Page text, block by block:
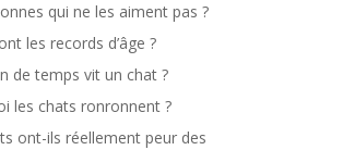
qui ne les aiment pas ?
les records d’âge ?
de temps vit un chat ?
les chats ronronnent ?
ont-ils réellement peur des